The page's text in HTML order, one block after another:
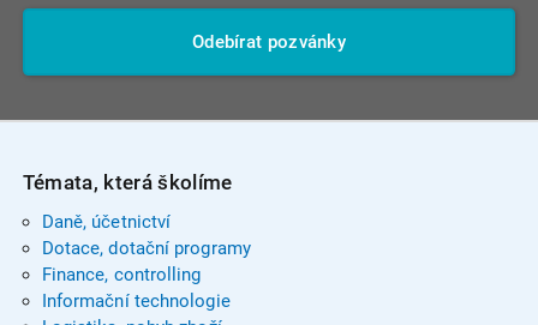
Odebírat pozvánky
Témata, která školíme
Daně, účetnictví
Dotace, dotační programy
Finance, controlling
Informační technologie